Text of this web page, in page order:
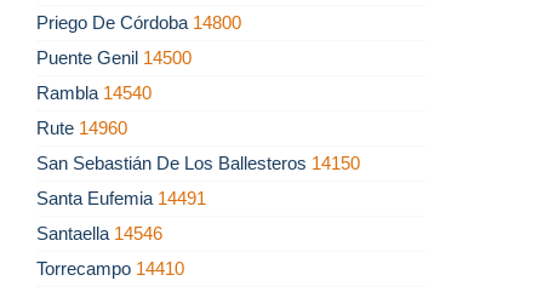
Priego De Córdoba 14800
Puente Genil 14500
Rambla 14540
Rute 14960
San Sebastián De Los Ballesteros 14150
Santa Eufemia 14491
Santaella 14546
Torrecampo 14410